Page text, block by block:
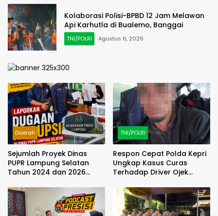
Kolaborasi Polisi-BPBD 12 Jam Melawan
Api Karhutla di Bualemo, Banggai
TNI/POLRI Agustus 6, 2026
Daerah
Sejumlah Proyek Dinas
PUPR Lampung Selatan
Tahun 2024 dan 2026
KEJATI Lampung
TNI/POLRI
Respon Cepat Polda Kepri
Ungkap Kasus Curas
Terhadap Driver Ojek
Berhasil Diamankan